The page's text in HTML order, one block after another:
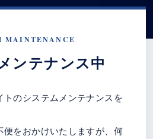
MAINTENANCE
ンテナンス中
トのシステムメンテナンスを
便をおかけいたしますが、何